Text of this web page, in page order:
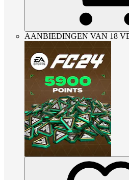
AANBIEDINGEN VAN 18